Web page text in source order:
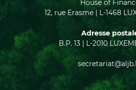
House of
12, rue Erasme | L-1468
Adresse
B.P. 13 | L-2010